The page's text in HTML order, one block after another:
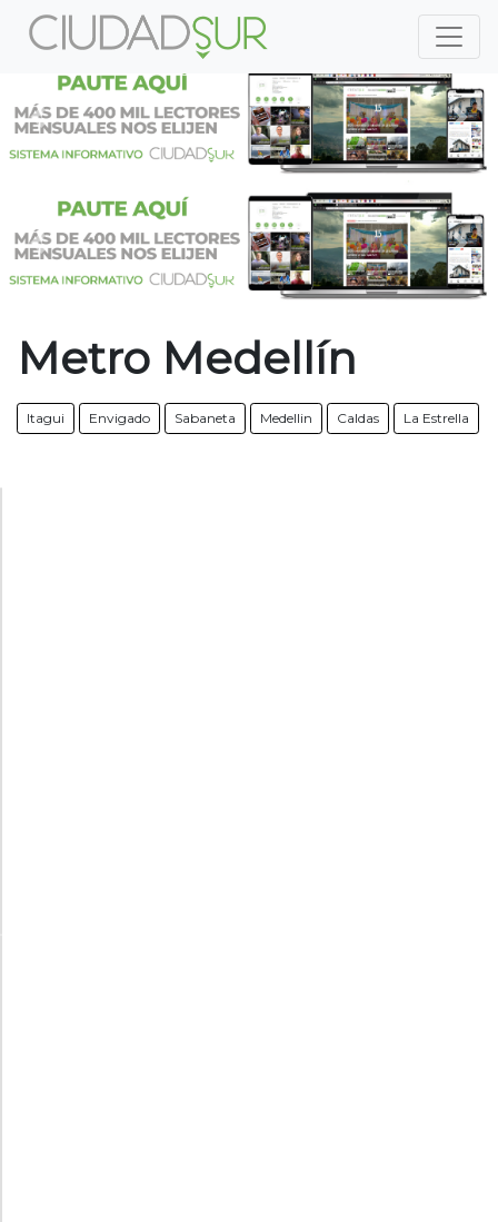
Previous
Previous
Metro Medellín
Itagui Envigado Sabaneta Medellin Caldas La Estrella